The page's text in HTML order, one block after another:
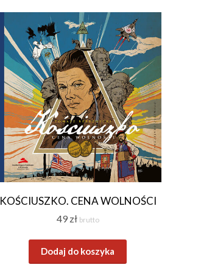
KOŚCIUSZKO. CENA WOLNOŚCI
49 zł brutto
Dodaj do koszyka